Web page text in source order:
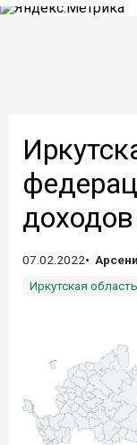
07.02.2022
Иркутская область